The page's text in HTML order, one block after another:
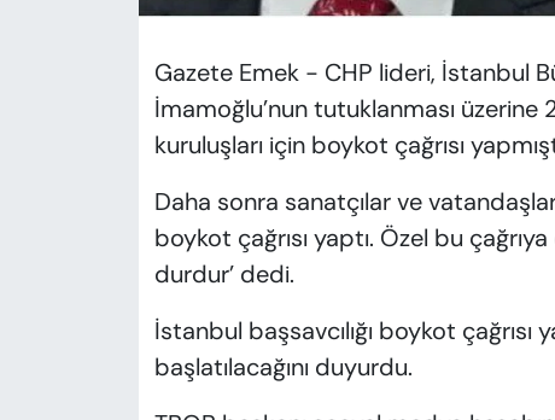
Gazete Emek - CHP lideri, İstanbul
İmamoğlu’nun tutuklanması
kuruluşları için boykot çağrısı
Daha sonra sanatçılar ve
boykot çağrısı yaptı. Özel bu
durdur’ dedi.
İstanbul başsavcılığı boykot
başlatılacağını duyurdu.